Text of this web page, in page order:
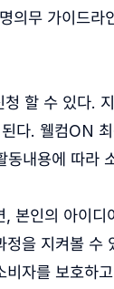
무 가이드라
할 수 있다.
다. 웰컴ON
내용에 따라
본인의 아이디
을 지켜볼 수
자를 보호하